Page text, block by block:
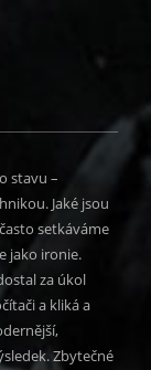
stavu –
Jaké jsou
setkáváme
jako ironie.
za úkol
a kliká a
Zbytečné